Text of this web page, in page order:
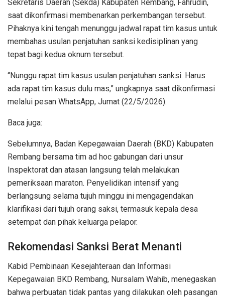
Sekretaris Daerah (Sekda) Kabupaten Rembang, Fahrudin,
saat dikonfirmasi membenarkan perkembangan tersebut.
Pihaknya kini tengah menunggu jadwal rapat tim kasus untuk
membahas usulan penjatuhan sanksi kedisiplinan yang
tepat bagi kedua oknum tersebut.
“Nunggu rapat tim kasus usulan penjatuhan sanksi. Harus
ada rapat tim kasus dulu mas,” ungkapnya saat dikonfirmasi
melalui pesan WhatsApp, Jumat (22/5/2026).
Baca juga:
Sebelumnya, Badan Kepegawaian Daerah (BKD) Kabupaten
Rembang bersama tim ad hoc gabungan dari unsur
Inspektorat dan atasan langsung telah melakukan
pemeriksaan maraton. Penyelidikan intensif yang
berlangsung selama tujuh minggu ini mengagendakan
klarifikasi dari tujuh orang saksi, termasuk kepala desa
setempat dan pihak keluarga pelapor.
Rekomendasi Sanksi Berat Menanti
Kabid Pembinaan Kesejahteraan dan Informasi
Kepegawaian BKD Rembang, Nursalam Wahib, menegaskan
bahwa perbuatan tidak pantas yang dilakukan oleh pasangan